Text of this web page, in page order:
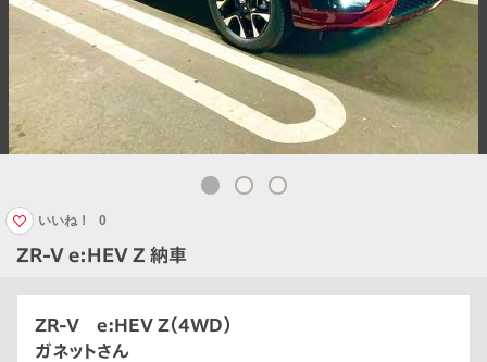
ZR-V e:HEV Z 納車
いいね！ 0
ZR-V e:HEV Z（4WD）
ガネットさん